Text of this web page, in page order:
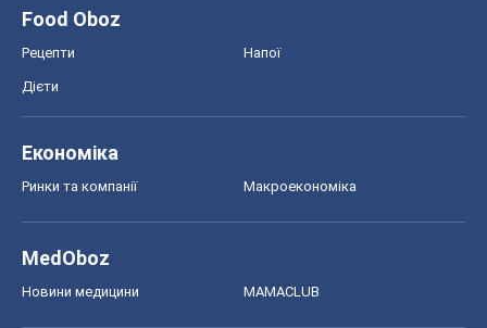
Food Oboz
Рецепти Напої
Дієти
Економіка
Ринки та компанії Макроекономіка
MedOboz
Новини медицини MAMACLUB